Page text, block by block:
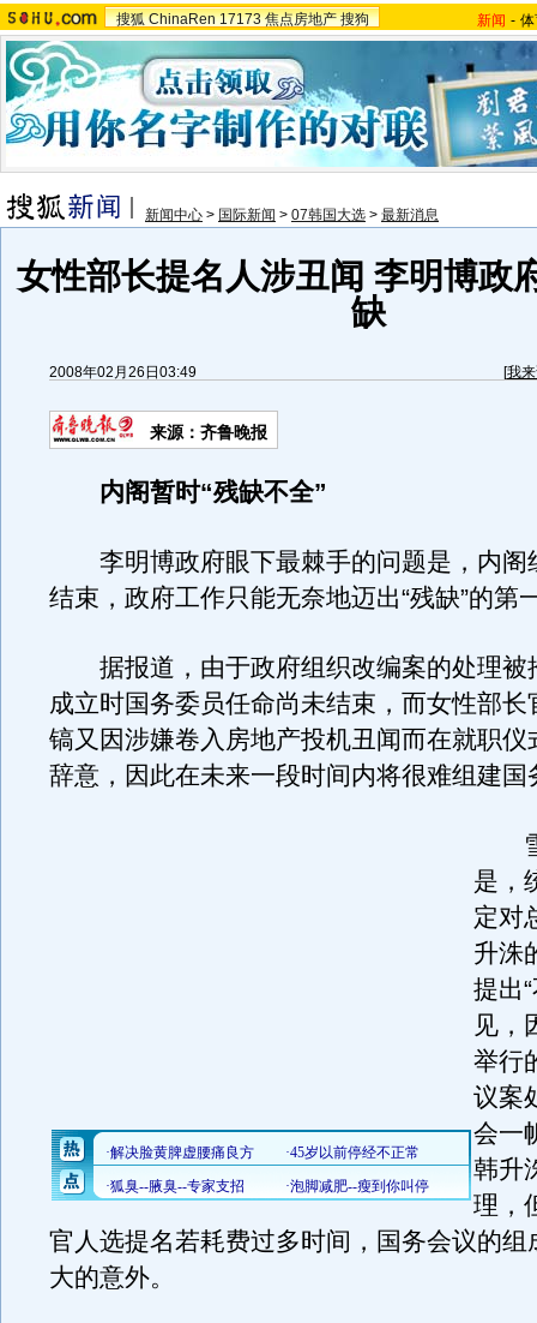
搜狐 ChinaRen 17173 焦点房地产 搜狗 新闻 -
新闻中心 > 国际新闻 > 07韩国大选 > 最新消息
女性部长提名人涉丑闻 李明博政
缺
2008年02月26日03:49 [我
来源：齐鲁晚报
内阁暂时“残缺不全”
李明博政府眼下最棘手的问题是，内阁
结束，政府工作只能无奈地迈出“残缺”的第
据报道，由于政府组织改编案的处理被
成立时国务委员任命尚未结束，而女性部长
镐又因涉嫌卷入房地产投机丑闻而在就职仪
辞意，因此在未来一段时间内将很难组建国
雪
是，
定对
升洙
提出
见，
举行
议案
会一
韩升
理，
官人选提名若耗费过多时间，国务会议的组
大的意外。